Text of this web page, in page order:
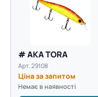
# AKA TORA
Арт. 29108
Ціна за запитом
Немає в наявності